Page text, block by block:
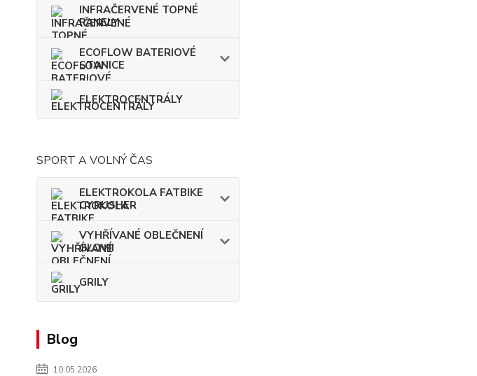
INFRAČERVENÉ TOPNÉ
PANELY
ECOFLOW BATERIOVÉ
STANICE
ELEKTROCENTRÁLY
SPORT A VOLNÝ ČAS
ELEKTROKOLA FATBIKE
CYRUSHER
VYHŘÍVANÉ OBLEČNENÍ
GLOVII
GRILY
Blog
10.05.2026